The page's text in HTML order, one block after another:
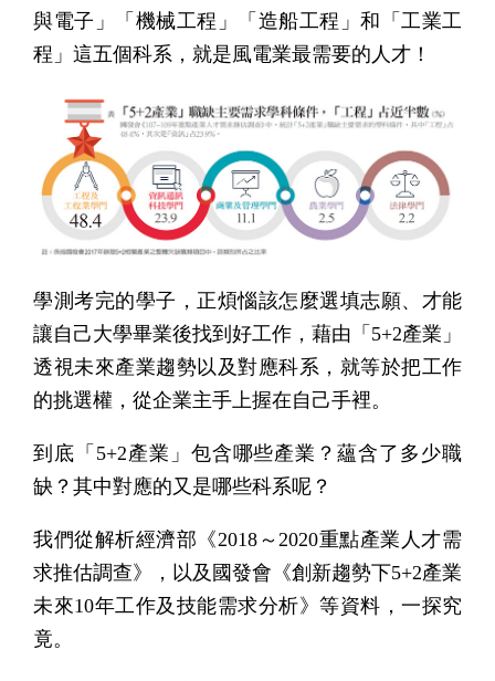
與電子」「機械工程」「造船工程」和「工業工
程」這五個科系，就是風電業最需要的人才！
學測考完的學子，正煩惱該怎麼選填志願、才能
讓自己大學畢業後找到好工作，藉由「5+2產業」
透視未來產業趨勢以及對應科系，就等於把工作
的挑選權，從企業主手上握在自己手裡。
到底「5+2產業」包含哪些產業？蘊含了多少職
缺？其中對應的又是哪些科系呢？
我們從解析經濟部《2018～2020重點產業人才需
求推估調查》，以及國發會《創新趨勢下5+2產業
未來10年工作及技能需求分析》等資料，一探究
竟。